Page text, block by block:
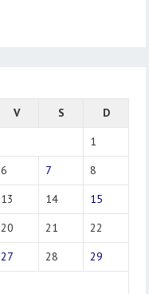
V S
D
1
6 7
8
13 14
15
20 21
22
27 28
29